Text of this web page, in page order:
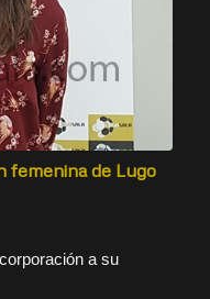
femenina de Lugo
a su